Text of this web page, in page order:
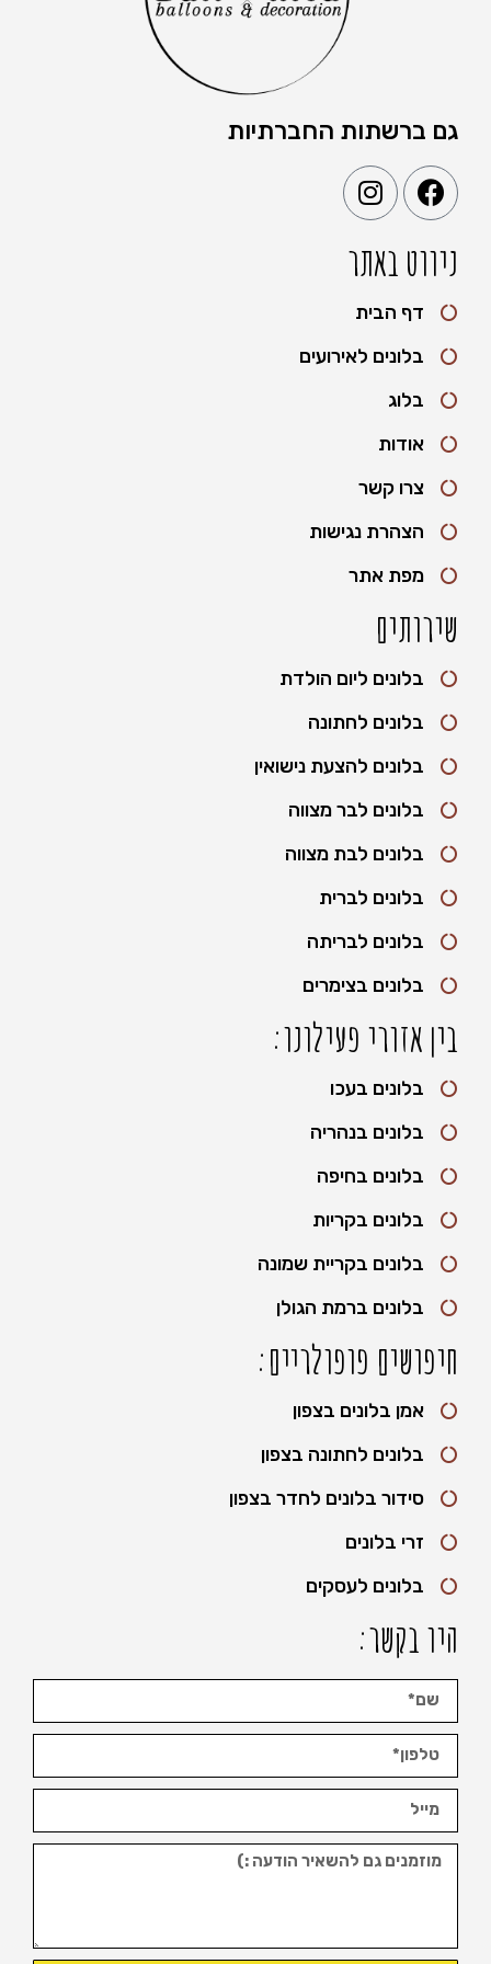
גם ברשתות החברתיות
ניווט באתר
דף הבית
בלונים לאירועים
בלוג
אודות
צרו קשר
הצהרת נגישות
מפת אתר
שירותים
בלונים ליום הולדת
בלונים לחתונה
בלונים להצעת נישואין
בלונים לבר מצווה
בלונים לבת מצווה
בלונים לברית
בלונים לבריתה
בלונים בצימרים
בין אזורי פעילונו:
בלונים בעכו
בלונים בנהריה
בלונים בחיפה
בלונים בקריות
בלונים בקריית שמונה
בלונים ברמת הגולן
חיפושים פופולריים:
אמן בלונים בצפון
בלונים לחתונה בצפון
סידור בלונים לחדר בצפון
זרי בלונים
בלונים לעסקים
היו בקשר: